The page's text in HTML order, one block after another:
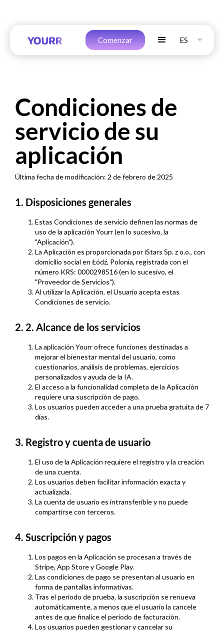
Comenzar ES
Condiciones de
servicio de su
aplicación
Última fecha de modificación: 2 de febrero de 2025
1. Disposiciones generales
Estas Condiciones de servicio definen las normas de
uso de la aplicación Yourr (en lo sucesivo, la
"Aplicación").
La Aplicación es proporcionada por iStars Sp. z o.o., con
domicilio social en Łódź, Polonia, registrada con el
número KRS: 0000298516 (en lo sucesivo, el
"Proveedor de Servicios").
Al utilizar la Aplicación, el Usuario acepta estas
Condiciones de servicio.
2. 2. Alcance de los servicios
La aplicación Yourr ofrece funciones destinadas a
mejorar el bienestar mental del usuario, como
cuestionarios, análisis de problemas, ejercicios
personalizados y ayuda de la IA.
El acceso a la funcionalidad completa de la Aplicación
requiere una suscripción de pago.
Los usuarios pueden acceder a una prueba gratuita de 7
días.
3. Registro y cuenta de usuario
El uso de la Aplicación requiere el registro y la creación
de una cuenta.
Los usuarios deben facilitar información exacta y
actualizada.
La cuenta de usuario es intransferible y no puede
compartirse con terceros.
4. Suscripción y pagos
Los pagos en la Aplicación se procesan a través de
Stripe, App Store y Google Play.
Las condiciones de pago se presentan al usuario en
forma de pantallas informativas.
Tras el periodo de prueba, la suscripción se renueva
automáticamente, a menos que el usuario la cancele
antes de que finalice el periodo de facturación.
Los usuarios pueden gestionar y cancelar su